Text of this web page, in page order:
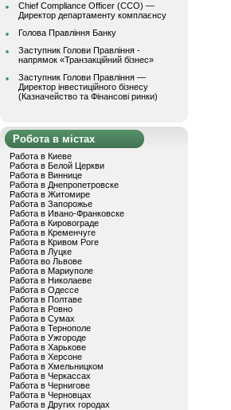
Chief Compliance Officer (CCO) —
Директор департаменту комплаєнсу
Голова Правління Банку
Заступник Голови Правління -
напрямок «Транзакційний бізнес»
Заступник Голови Правління —
Директор інвестиційного бізнесу
(Казначейство та Фінансові ринки)
Робота в містах
Работа в Киеве
Работа в Белой Церкви
Работа в Виннице
Работа в Днепропетровске
Работа в Житомире
Работа в Запорожье
Работа в Ивано-Франковске
Работа в Кировограде
Работа в Кременчуге
Работа в Кривом Роге
Работа в Луцке
Работа во Львове
Работа в Мариуполе
Работа в Николаеве
Работа в Одессе
Работа в Полтаве
Работа в Ровно
Работа в Сумах
Работа в Тернополе
Работа в Ужгороде
Работа в Харькове
Работа в Херсоне
Работа в Хмельницком
Работа в Черкассах
Работа в Чернигове
Работа в Черновцах
Работа в Других городах